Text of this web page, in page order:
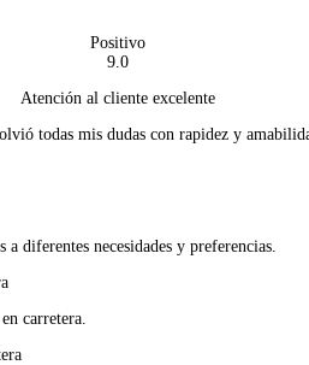
Positivo
9.0
Atención al cliente excelente
todas mis dudas con rapidez y amabilidad.
diferentes necesidades y preferencias.
carretera.